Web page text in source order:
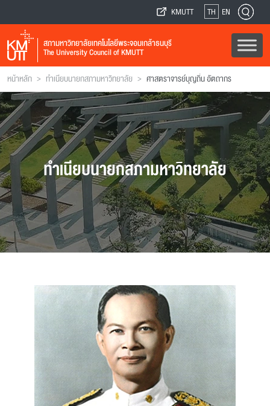
KMUTT TH EN
สภามหาวิทยาลัยเทคโนโลยีพระจอมเกล้าธนบุรี
The University Council of KMUTT
หน้าหลัก > ทำเนียบนายกสภามหาวิทยาลัย > ศาสตราจารย์บุญถิ่น อัตถากร
ทำเนียบนายกสภามหาวิทยาลัย